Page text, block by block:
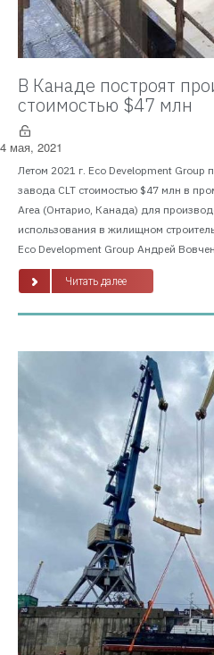
В Канаде построят
стоимостью $47 млн
4 мая, 2021
Летом 2021 г. Eco Development Group
завода CLT стоимостью $47 млн в
Area (Онтарио, Канада) для
использования в жилищном
Eco Development Group Андрей
Читать далее